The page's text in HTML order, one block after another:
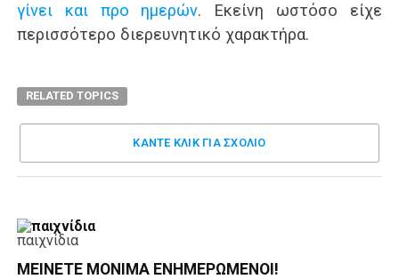
γίνει και προ ημερών. Εκείνη ωστόσο είχε
περισσότερο διερευνητικό χαρακτήρα.
RELATED TOPICS
ΚΑΝΤΕ ΚΛΊΚ ΓΙΑ ΣΧΌΛΙΟ
παιχνίδια
ΜΕΊΝΕΤΕ ΜΌΝΙΜΑ ΕΝΗΜΕΡΏΜΕΝΟΙ!